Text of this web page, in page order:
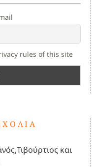
rules of this site
και